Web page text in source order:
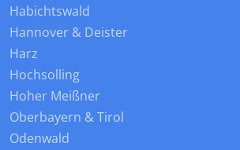
Habichtswald
Hannover & Deister
Harz
Hochsolling
Hoher Meißner
Oberbayern & Tirol
Odenwald